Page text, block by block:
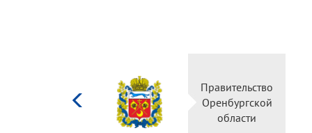
Министерство
культуры
Российской
федерации